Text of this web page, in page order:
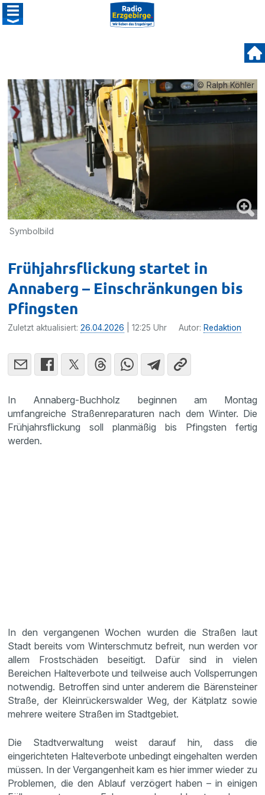
© Ralph Köhler
Symbolbild
Frühjahrsflickung startet in
Annaberg – Einschränkungen bis
Pfingsten
Zuletzt aktualisiert:26.04.2026 | 12:25 Uhr Autor: Redaktion
In Annaberg-Buchholz beginnen am Montag
umfangreiche Straßenreparaturen nach dem Winter. Die
Frühjahrsflickung soll planmäßig bis Pfingsten fertig
werden.
In den vergangenen Wochen wurden die Straßen laut
Stadt bereits vom Winterschmutz befreit, nun werden vor
allem Frostschäden beseitigt. Dafür sind in vielen
Bereichen Halteverbote und teilweise auch Vollsperrungen
notwendig. Betroffen sind unter anderem die Bärensteiner
Straße, der Kleinrückerswalder Weg, der Kätplatz sowie
mehrere weitere Straßen im Stadtgebiet.
Die Stadtverwaltung weist darauf hin, dass die
eingerichteten Halteverbote unbedingt eingehalten werden
müssen. In der Vergangenheit kam es hier immer wieder zu
Problemen, die den Ablauf verzögert haben – in einigen